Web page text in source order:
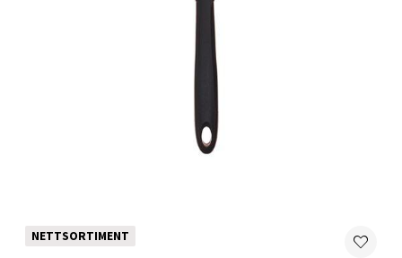
NETTSORTIMENT
Stavanger og Sandnes - Thon